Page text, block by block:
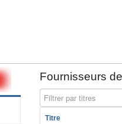
Fournisseurs
Filtrer par titres
Titre